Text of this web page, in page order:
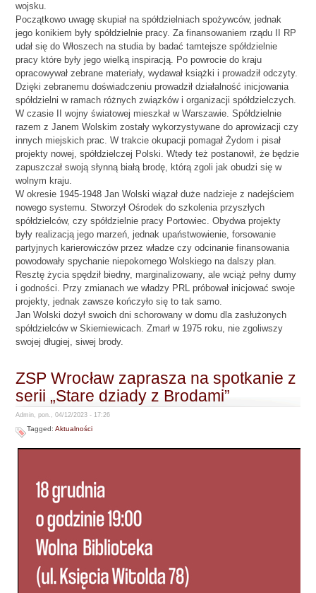
wojsku.
Początkowo uwagę skupiał na spółdzielniach spożywców, jednak
jego konikiem były spółdzielnie pracy. Za finansowaniem rządu II RP
udał się do Włoszech na studia by badać tamtejsze spółdzielnie
pracy które były jego wielką inspiracją. Po powrocie do kraju
opracowywał zebrane materiały, wydawał książki i prowadził odczyty.
Dzięki zebranemu doświadczeniu prowadził działalność inicjowania
spółdzielni w ramach różnych związków i organizacji spółdzielczych.
W czasie II wojny światowej mieszkał w Warszawie. Spółdzielnie
razem z Janem Wolskim zostały wykorzystywane do aprowizacji czy
innych miejskich prac. W trakcie okupacji pomagał Żydom i pisał
projekty nowej, spółdzielczej Polski. Wtedy też postanowił, że będzie
zapuszczał swoją słynną białą brodę, którą zgoli jak obudzi się w
wolnym kraju.
W okresie 1945-1948 Jan Wolski wiązał duże nadzieje z nadejściem
nowego systemu. Stworzył Ośrodek do szkolenia przyszłych
spółdzielców, czy spółdzielnie pracy Portowiec. Obydwa projekty
były realizacją jego marzeń, jednak upaństwowienie, forsowanie
partyjnych karierowiczów przez władze czy odcinanie finansowania
powodowały spychanie niepokornego Wolskiego na dalszy plan.
Resztę życia spędził biedny, marginalizowany, ale wciąż pełny dumy
i godności. Przy zmianach we władzy PRL próbował inicjować swoje
projekty, jednak zawsze kończyło się to tak samo.
Jan Wolski dożył swoich dni schorowany w domu dla zasłużonych
spółdzielców w Skierniewicach. Zmarł w 1975 roku, nie zgoliwszy
swojej długiej, siwej brody.
ZSP Wrocław zaprasza na spotkanie z
serii „Stare dziady z Brodami”
Admin, pon., 04/12/2023 - 17:26
Tagged:Aktualności